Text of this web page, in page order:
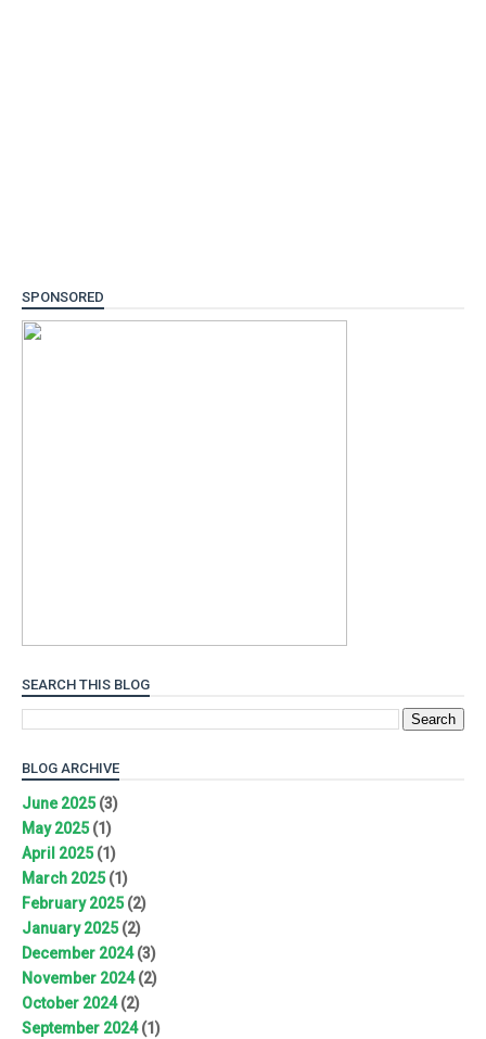
SPONSORED
SEARCH THIS BLOG
BLOG ARCHIVE
June 2025(3)
May 2025(1)
April 2025(1)
March 2025(1)
February 2025(2)
January 2025(2)
December 2024(3)
November 2024(2)
October 2024(2)
September 2024(1)